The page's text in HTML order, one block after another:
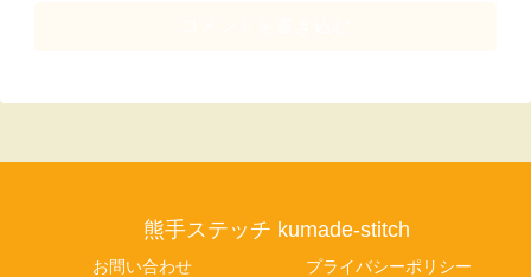
熊手ステッチ kumade-stitch
お問い合わせ プライバシーポリシー